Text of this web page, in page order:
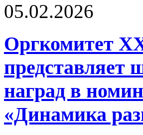
05.02.2026
Оргкомитет
представляет
наград в
«Динамика